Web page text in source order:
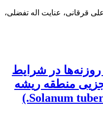
قرقانی، عنایت اله تفضلی،
روزنه‌ها در شرایط
منطقه ریشه